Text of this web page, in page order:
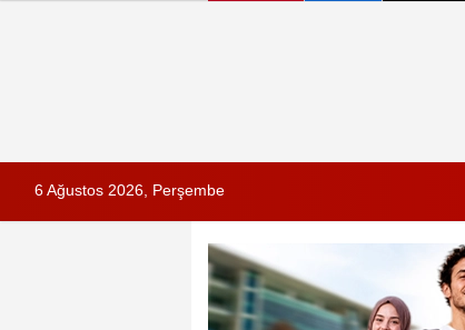
6 Ağustos 2026, Perşembe